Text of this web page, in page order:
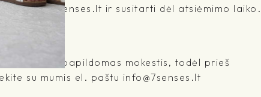
info@7senses.lt ir susitarti dėl atsiėmimo laiko.
taikomas papildomas mokestis, todėl prieš
su mumis el. paštu info@7senses.lt